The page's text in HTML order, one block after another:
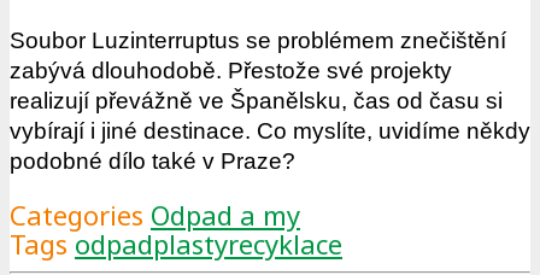
Soubor Luzinterruptus se problémem znečištění
zabývá dlouhodobě. Přestože své projekty
realizují převážně ve Španělsku, čas od času si
vybírají i jiné destinace. Co myslíte, uvidíme někdy
podobné dílo také v Praze?
Categories Odpad a my
Tags odpadplastyrecyklace